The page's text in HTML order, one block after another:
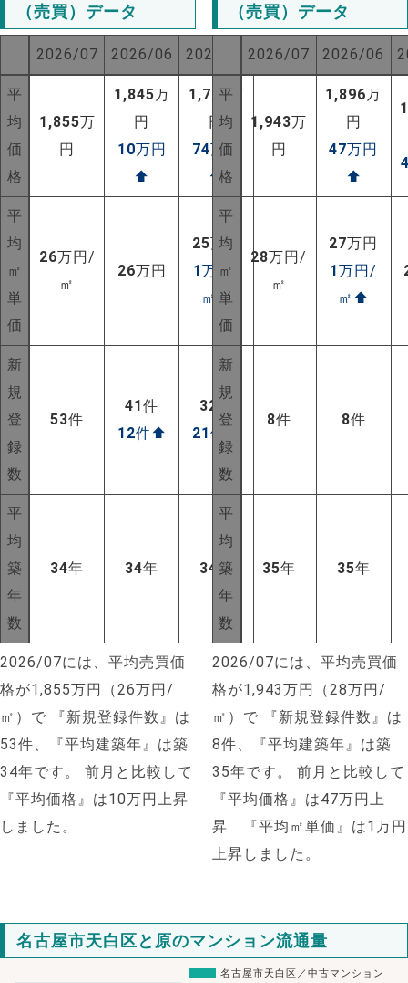
（売買）データ
2026/07 2026/06 2025/07
平
均
価
格
1,855万
円
1,845万
円
10万円
⬆
1,781万
円
74万円
⬆
平
均
㎡
単
価
26万円/
㎡
26万円
25万円
1万円/
㎡ ⬆
新
規
登
録
数
53件
41件
12件⬆
32
件
21件
平
均
築
年
数
34年 34年 34 年
2026/07には、平均売買価
格が1,855万円（26万円/
㎡）で 『新規登録件数』は
53件、『平均建築年』は築
34年です。
前月と比較して
『平均価格』は10万円上昇
しました。
（売買）データ
2026/07 2026/06
平
均
価
格
1,943万
円
1,896万
円
47万円
⬆
平
均
㎡
単
価
28万円/
㎡
27万円
1万円/
㎡ ⬆
新
規
登
録
数
8件 8件
平
均
築
年
数
35年 35年
2026/07には、平均売買価
格が1,943万円（28万円/
㎡）で 『新規登録件数』は
8件、『平均建築年』は築
35年です。
前月と比較して
『平均価格』は47万円上
昇 『平均㎡単価』は1万円
上昇しました。
名古屋市天白区と原のマンション流通量
名古屋市天白区／中古マンション